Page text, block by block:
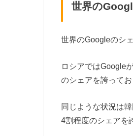
世界の
世界のGoogleのシ
ロシアではGoogle
のシェアを誇って
同じような状況は
4割程度のシェアを